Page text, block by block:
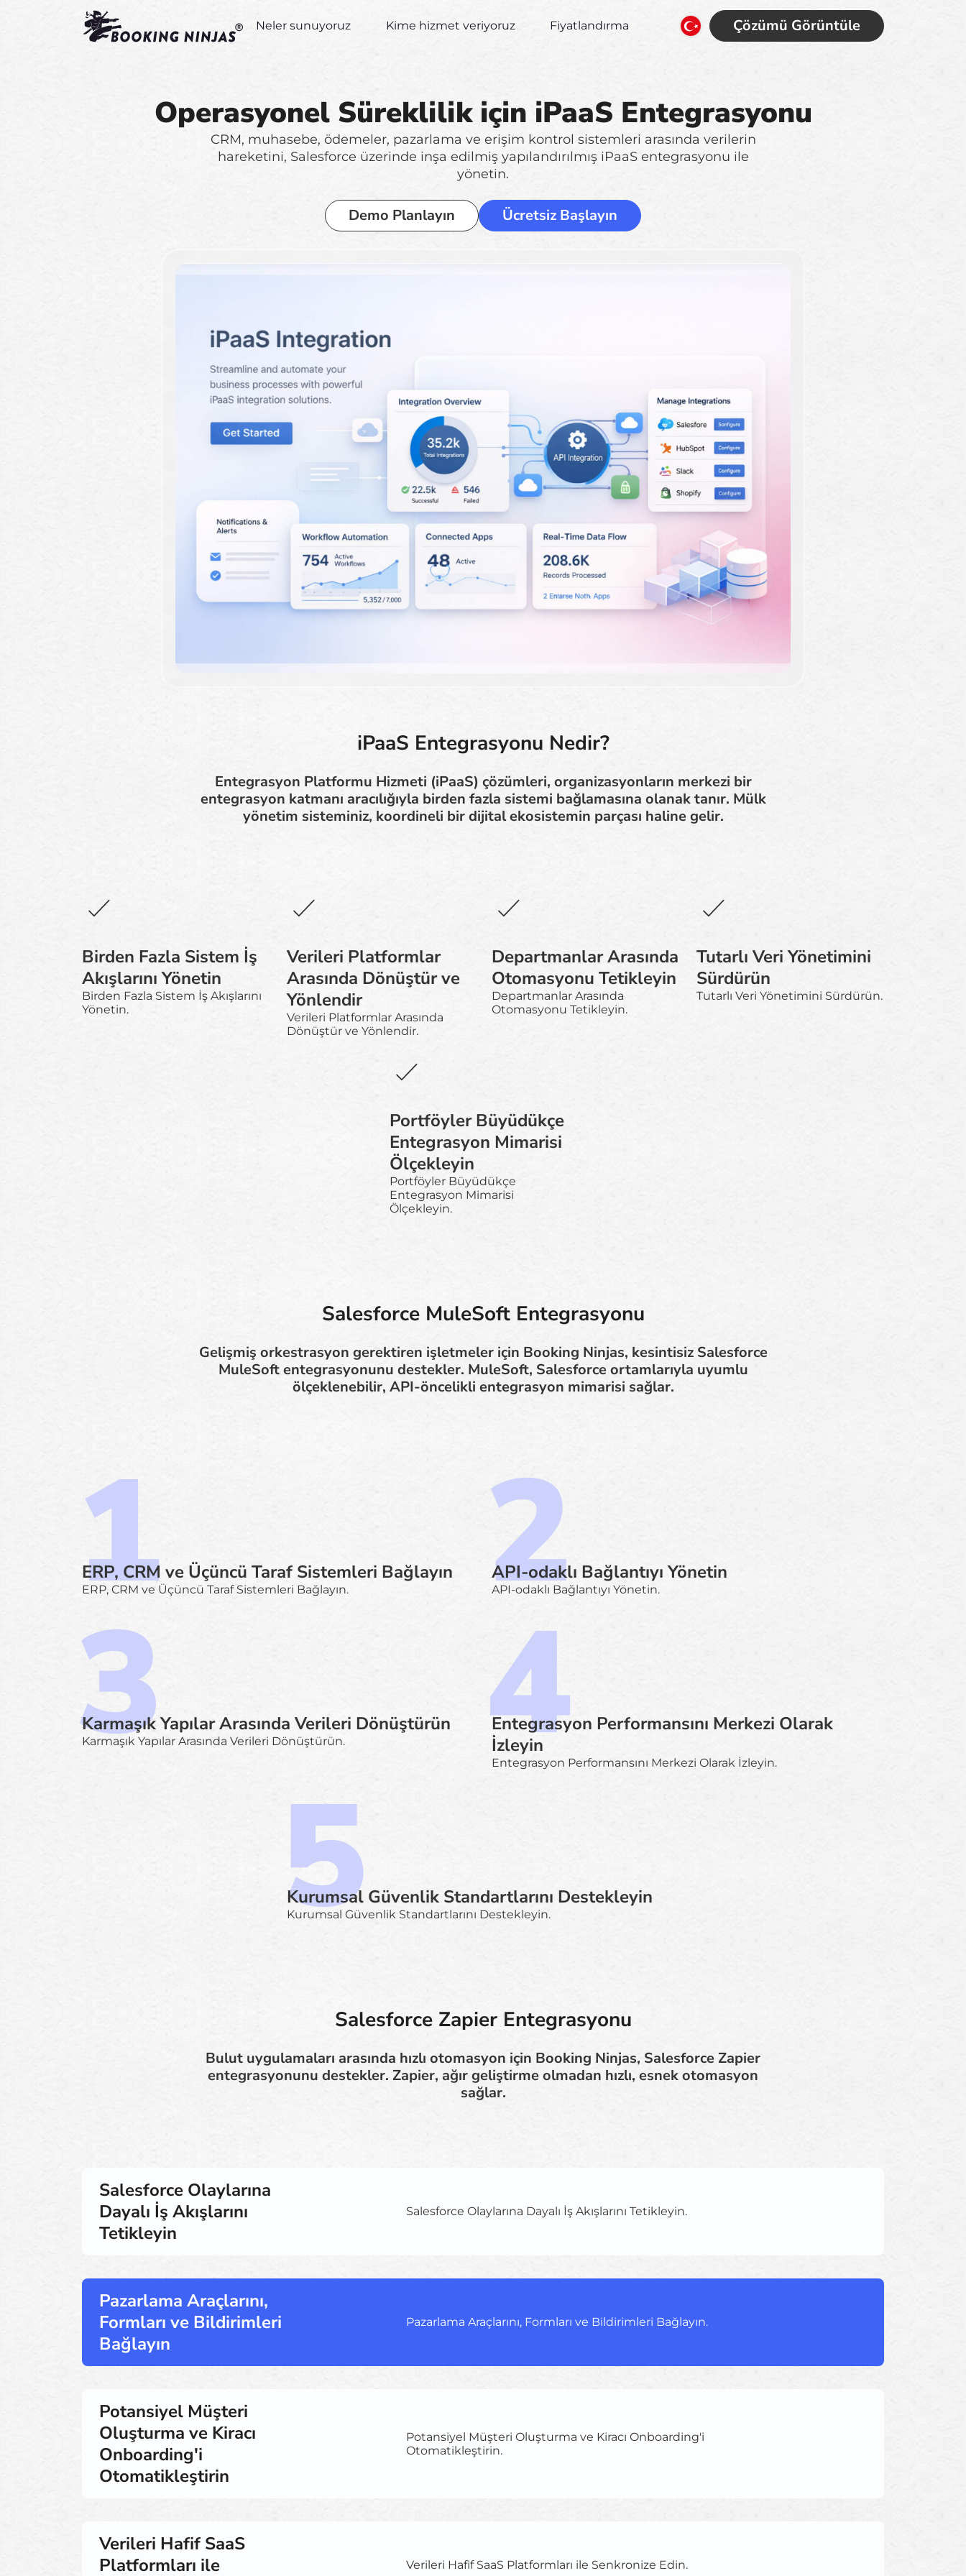
Çözümü Görüntüle
Neler sunuyoruz Kime hizmet veriyoruz Fiyatlandırma
Operasyonel Süreklilik için iPaaS Entegrasyonu
CRM, muhasebe, ödemeler, pazarlama ve erişim kontrol sistemleri arasında verilerin
hareketini, Salesforce üzerinde inşa edilmiş yapılandırılmış iPaaS entegrasyonu ile
yönetin.
Demo Planlayın Ücretsiz Başlayın
iPaaS Entegrasyonu Nedir?
Entegrasyon Platformu Hizmeti (iPaaS) çözümleri, organizasyonların merkezi bir
entegrasyon katmanı aracılığıyla birden fazla sistemi bağlamasına olanak tanır. Mülk
yönetim sisteminiz, koordineli bir dijital ekosistemin parçası haline gelir.
Birden Fazla Sistem İş
Akışlarını Yönetin
Birden Fazla Sistem İş Akışlarını
Yönetin.
Verileri Platformlar
Arasında Dönüştür ve
Yönlendir
Verileri Platformlar Arasında
Dönüştür ve Yönlendir.
Departmanlar Arasında
Otomasyonu Tetikleyin
Departmanlar Arasında
Otomasyonu Tetikleyin.
Tutarlı Veri Yönetimini
Sürdürün
Tutarlı Veri Yönetimini Sürdürün.
Portföyler Büyüdükçe
Entegrasyon Mimarisi
Ölçekleyin
Portföyler Büyüdükçe
Entegrasyon Mimarisi
Ölçekleyin.
Salesforce MuleSoft Entegrasyonu
Gelişmiş orkestrasyon gerektiren işletmeler için Booking Ninjas, kesintisiz Salesforce
MuleSoft entegrasyonunu destekler. MuleSoft, Salesforce ortamlarıyla uyumlu
ölçeklenebilir, API-öncelikli entegrasyon mimarisi sağlar.
ERP, CRM ve Üçüncü Taraf Sistemleri Bağlayın
ERP, CRM ve Üçüncü Taraf Sistemleri Bağlayın.
API-odaklı Bağlantıyı Yönetin
API-odaklı Bağlantıyı Yönetin.
Karmaşık Yapılar Arasında Verileri Dönüştürün
Karmaşık Yapılar Arasında Verileri Dönüştürün.
Entegrasyon Performansını Merkezi Olarak
İzleyin
Entegrasyon Performansını Merkezi Olarak İzleyin.
Kurumsal Güvenlik Standartlarını Destekleyin
Kurumsal Güvenlik Standartlarını Destekleyin.
Salesforce Zapier Entegrasyonu
Bulut uygulamaları arasında hızlı otomasyon için Booking Ninjas, Salesforce Zapier
entegrasyonunu destekler. Zapier, ağır geliştirme olmadan hızlı, esnek otomasyon
sağlar.
Salesforce Olaylarına
Dayalı İş Akışlarını
Tetikleyin
Salesforce Olaylarına Dayalı İş Akışlarını Tetikleyin.
Pazarlama Araçlarını,
Formları ve Bildirimleri
Bağlayın
Pazarlama Araçlarını, Formları ve Bildirimleri Bağlayın.
Potansiyel Müşteri
Oluşturma ve Kiracı
Onboarding'i
Otomatikleştirin
Potansiyel Müşteri Oluşturma ve Kiracı Onboarding'i
Otomatikleştirin.
Verileri Hafif SaaS
Platformları ile
Verileri Hafif SaaS Platformları ile Senkronize Edin.